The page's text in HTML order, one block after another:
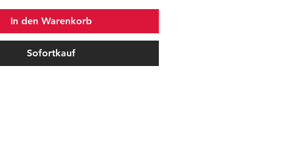
In den Warenkorb
Sofortkauf